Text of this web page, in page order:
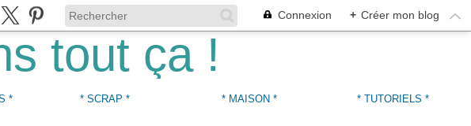
Connexion + Créer mon blog
* * SCRAP * * MAISON * * TUTORIELS *